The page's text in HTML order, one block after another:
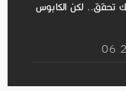
تحقق.. لكن الكابوس